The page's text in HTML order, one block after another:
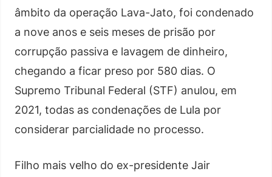
âmbito da operação Lava-Jato, foi condenado
a nove anos e seis meses de prisão por
corrupção passiva e lavagem de dinheiro,
chegando a ficar preso por 580 dias. O
Supremo Tribunal Federal (STF) anulou, em
2021, todas as condenações de Lula por
considerar parcialidade no processo.
Filho mais velho do ex-presidente Jair